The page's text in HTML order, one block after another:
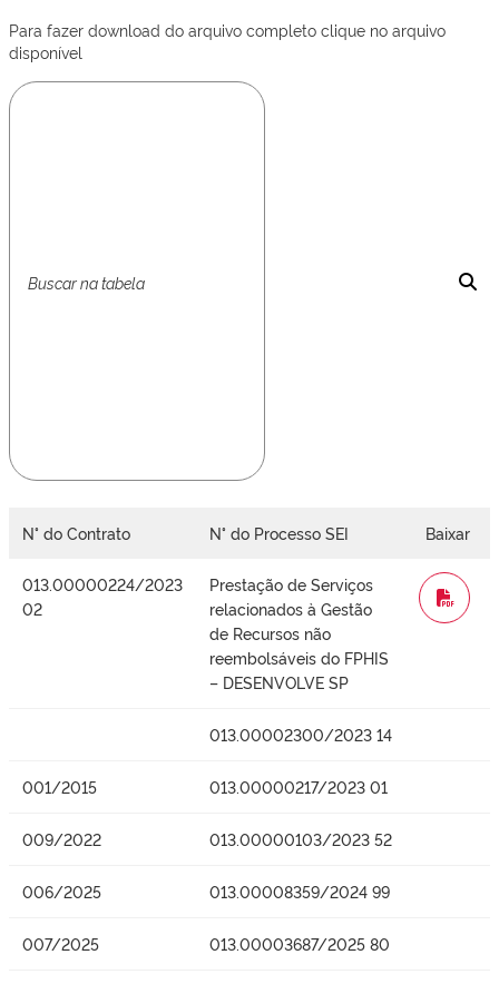
Para fazer download do arquivo completo clique no arquivo
disponível
N° do Contrato N° do Processo SEI Baixar
013.00000224/2023
02
Prestação de Serviços
relacionados à Gestão
de Recursos não
reembolsáveis do FPHIS
– DESENVOLVE SP
WORD
013.00002300/2023 14
001/2015 013.00000217/2023 01
009/2022 013.00000103/2023 52
006/2025 013.00008359/2024 99
007/2025 013.00003687/2025 80